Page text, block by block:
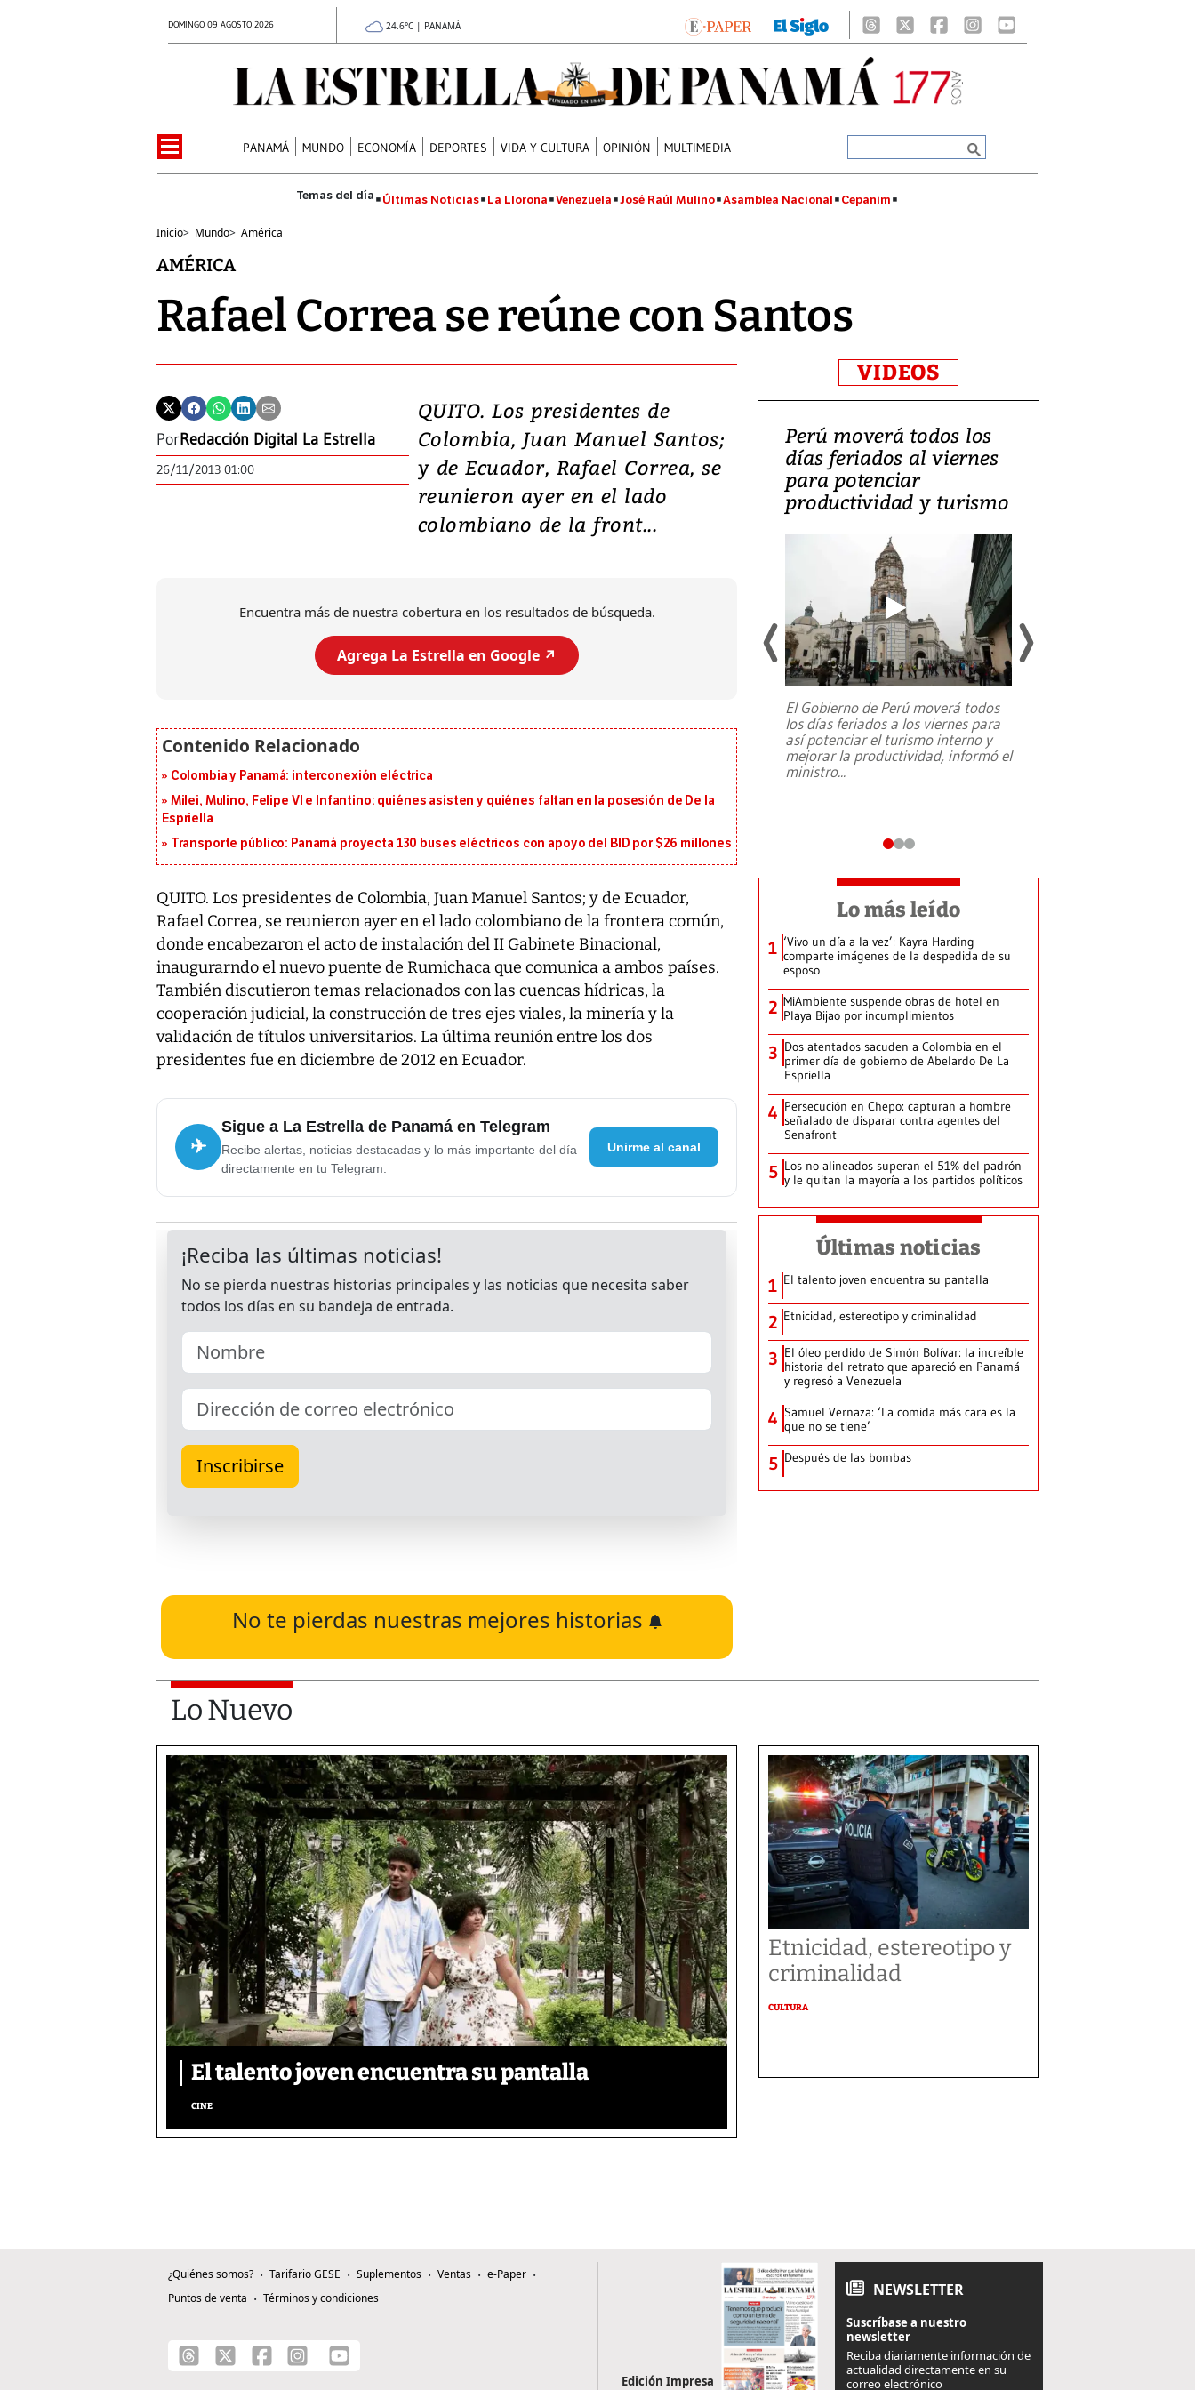
DOMINGO 09 AGOSTO 2026 24.6°C | PANAMÁ
PANAMÁ MUNDO ECONOMÍA DEPORTES VIDA Y CULTURA OPINIÓN MULTIMEDIA
Últimas Noticias La Llorona Venezuela José Raúl Mulino Asamblea Nacional Cepanim
Inicio> Mundo> América
AMÉRICA
Rafael Correa se reúne con Santos
PorRedacción Digital La Estrella
26/11/2013 01:00
QUITO. Los presidentes de
Colombia, Juan Manuel Santos;
y de Ecuador, Rafael Correa, se
reunieron ayer en el lado
colombiano de la front...
Encuentra más de nuestra cobertura en los resultados de búsqueda.
Agrega La Estrella en Google ↗️
Colombia y Panamá: interconexión eléctrica
Milei, Mulino, Felipe VI e Infantino: quiénes asisten y quiénes faltan en la posesión de De la
Espriella
Transporte público: Panamá proyecta 130 buses eléctricos con apoyo del BID por $26 millones
QUITO. Los presidentes de Colombia, Juan Manuel Santos; y de Ecuador,
Rafael Correa, se reunieron ayer en el lado colombiano de la frontera común,
donde encabezaron el acto de instalación del II Gabinete Binacional,
inaugurarndo el nuevo puente de Rumichaca que comunica a ambos países.
También discutieron temas relacionados con las cuencas hídricas, la
cooperación judicial, la construcción de tres ejes viales, la minería y la
validación de títulos universitarios. La última reunión entre los dos
presidentes fue en diciembre de 2012 en Ecuador.
✈
Sigue a La Estrella de Panamá en Telegram
Recibe alertas, noticias destacadas y lo más importante del día
directamente en tu Telegram.
Unirme al canal
No te pierdas nuestras mejores historias
VIDEOS
Video: Lula lanza su
candidatura con
promesas de inversión
en defensa, educación y
tierras raras
Entre recuerdos y escuetas
candidatura...
Perú moverá todos los
días feriados al viernes
para potenciar
productividad y turismo
El Gobierno de Perú moverá todos
los días feriados a los viernes para
así potenciar el turismo interno y
mejorar la productividad, informó el
ministro...
Lo más leído
1 ‘Vivo un día a la vez’: Kayra Harding
comparte imágenes de la despedida de su
esposo
2 MiAmbiente suspende obras de hotel en
Playa Bijao por incumplimientos
3 Dos atentados sacuden a Colombia en el
primer día de gobierno de Abelardo De La
Espriella
4 Persecución en Chepo: capturan a hombre
señalado de disparar contra agentes del
Senafront
5 Los no alineados superan el 51% del padrón
y le quitan la mayoría a los partidos políticos
Últimas noticias
1 El talento joven encuentra su pantalla​
2 Etnicidad, estereotipo y criminalidad
3 El óleo perdido de Simón Bolívar: la increíble
historia del retrato que apareció en Panamá
y regresó a Venezuela
4 Samuel Vernaza: ‘La comida más cara es la
que no se tiene’
5 Después de las bombas
Lo Nuevo
El talento joven encuentra su pantalla​
CINE
Etnicidad, estereotipo y
criminalidad
CULTURA
¿Quiénes somos? Tarifario GESE Suplementos Ventas
e-Paper
Puntos de venta
Términos y condiciones
Edición Impresa
NEWSLETTER
Suscríbase a nuestro
newsletter
Reciba diariamente información de
actualidad directamente en su
correo electrónico